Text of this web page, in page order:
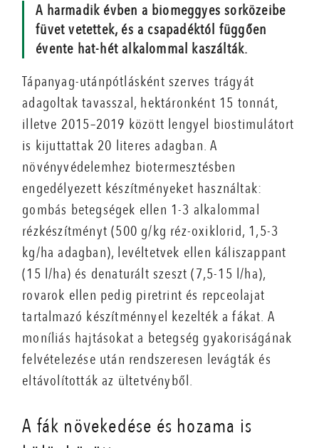
A harmadik évben a biomeggyes sorközeibe
füvet vetettek, és a csapadéktól függően
évente hat-hét alkalommal kaszálták.
Tápanyag-utánpótlásként szerves trágyát
adagoltak tavasszal, hektáronként 15 tonnát,
illetve 2015–2019 között lengyel bio­stimulátort
is kijuttattak 20 literes adagban. A
növényvédelemhez bioter­mesztésben
engedélyezett készítményeket használtak:
gombás betegségek ellen 1-3 alkalommal
rézkészítményt (500 g/kg réz-oxiklorid, 1,5-3
kg/ha adagban), levéltetvek ellen káliszappant
(15 l/ha) és denaturált szeszt (7,5-15 l/ha),
rovarok ellen pedig piretrint és repceolajat
tartalmazó készítménnyel kezelték a fákat. A
moníliás hajtásokat a betegség gyakoriságának
felvételezése után rendszeresen levágták és
eltávolították az ültetvényből.
A fák növekedése és hozama is